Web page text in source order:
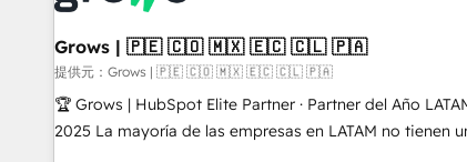
companies that run ERP systems and need a proven
management layer, with pipeline control, margin visibility,
and reliable forecasting. REV.BW is not another CRM
implementation. It's a ready-made model: data
sales process, management reporting, and ERP
Grows | 🇵🇪 🇨🇴 🇲🇽 🇪🇨 🇨🇱 🇵🇦
提供元：Grows | 🇵🇪 🇨🇴 🇲🇽 🇪🇨 🇨🇱 🇵🇦
🏆 Grows | HubSpot Elite Partner · Partner del Año
2025 La mayoría de las empresas en LATAM no tienen un